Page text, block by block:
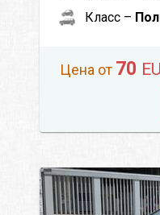
Класс –
Цена от 70